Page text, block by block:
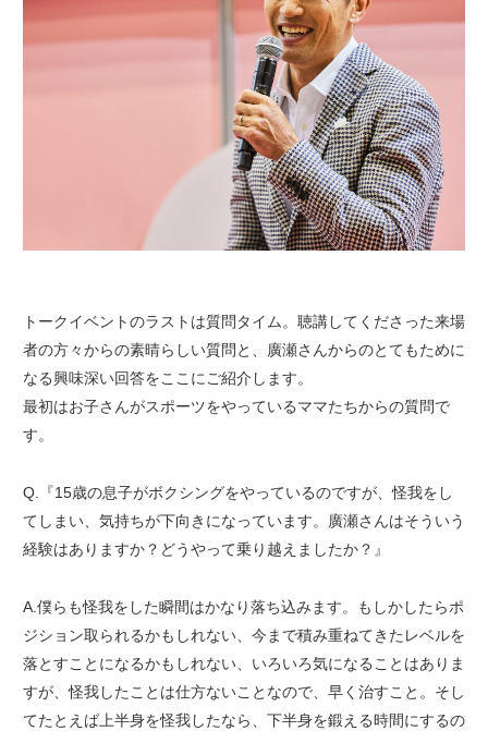
トークイベントのラストは質問タイム。聴講してくださった来場
者の方々からの素晴らしい質問と、廣瀬さんからのとてもために
なる興味深い回答をここにご紹介します。
最初はお子さんがスポーツをやっているママたちからの質問で
す。
Q.『15歳の息子がボクシングをやっているのですが、怪我をし
てしまい、気持ちが下向きになっています。廣瀬さんはそういう
経験はありますか？どうやって乗り越えましたか？』
A.僕らも怪我をした瞬間はかなり落ち込みます。もしかしたらポ
ジション取られるかもしれない、今まで積み重ねてきたレベルを
落とすことになるかもしれない、いろいろ気になることはありま
すが、怪我したことは仕方ないことなので、早く治すこと。そし
てたとえば上半身を怪我したなら、下半身を鍛える時間にするの